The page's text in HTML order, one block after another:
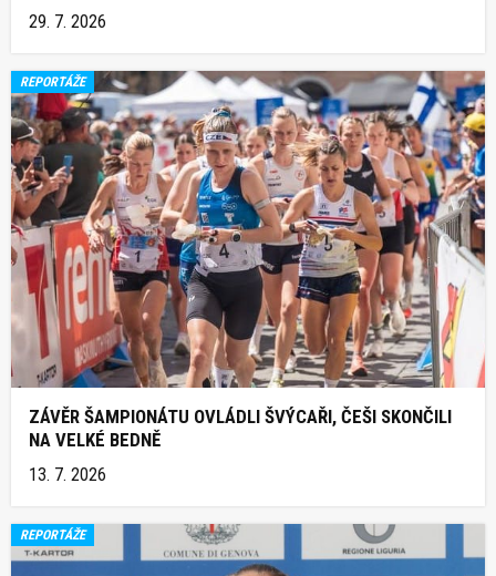
29. 7. 2026
REPORTÁŽE
ZÁVĚR ŠAMPIONÁTU OVLÁDLI ŠVÝCAŘI, ČEŠI SKONČILI
NA VELKÉ BEDNĚ
13. 7. 2026
REPORTÁŽE